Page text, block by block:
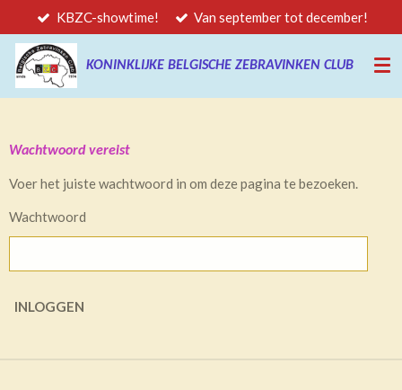
direct
naar
de
hoofdinhoud
KONINKLIJKE BELGISCHE ZEBRAVINKEN CLUB
KBZC-showtime! Van september tot december!
Wachtwoord vereist
Voer het juiste wachtwoord in om deze pagina te bezoeken.
Wachtwoord
INLOGGEN